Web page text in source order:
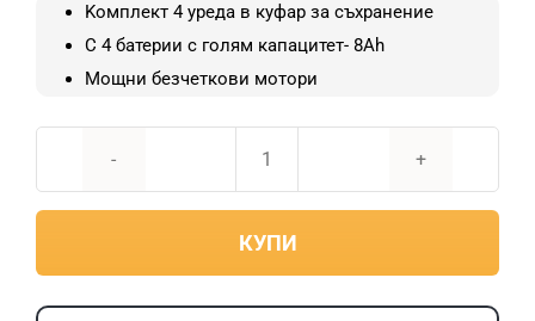
лв..
/
291.42
лв..
Koмплект 4 уреда в куфар за съхранение
С 4 батерии с голям капацитет- 8Ah
Мощни безчеткови мотори
за
Акумулаторен
комплект
KraftRoyal:
КУПИ